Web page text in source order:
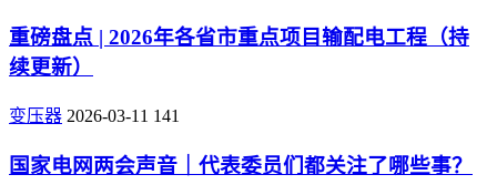
重磅盘点 | 2026年各省市重点项目输配电工程（持
续更新）
变压器 2026-03-11 141
国家电网两会声音｜代表委员们都关注了哪些事？